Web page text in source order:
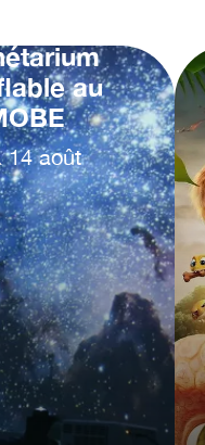
au
14 août